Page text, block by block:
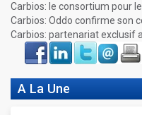
Carbios: le consortium pour
Carbios: Oddo confirme son
Carbios: partenariat exclusif
Face
book
LinkIn Twitter Envoyer
A La Une